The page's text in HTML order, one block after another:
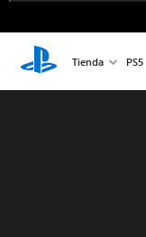
Tienda PS5